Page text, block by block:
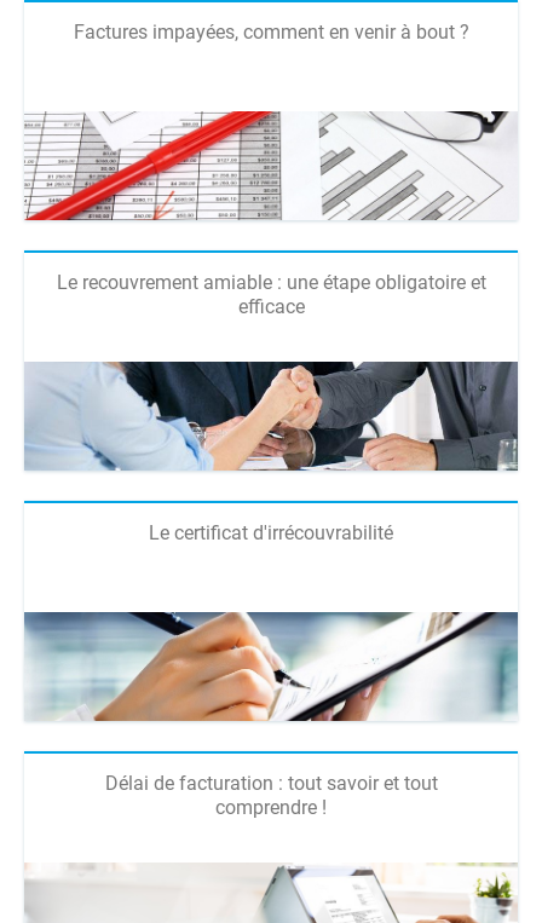
Factures impayées, comment en venir à bout ?
Le recouvrement amiable : une étape obligatoire et
efficace
Le certificat d'irrécouvrabilité
Délai de facturation : tout savoir et tout
comprendre !